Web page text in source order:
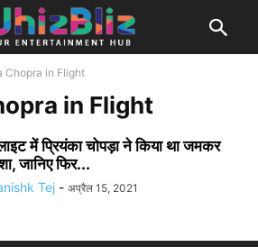
Chopra in Flight
in Flight
में प्रियंका चोपड़ा ने किया था जमकर
जानिए फिर...
Tej - अप्रैल 15, 2021